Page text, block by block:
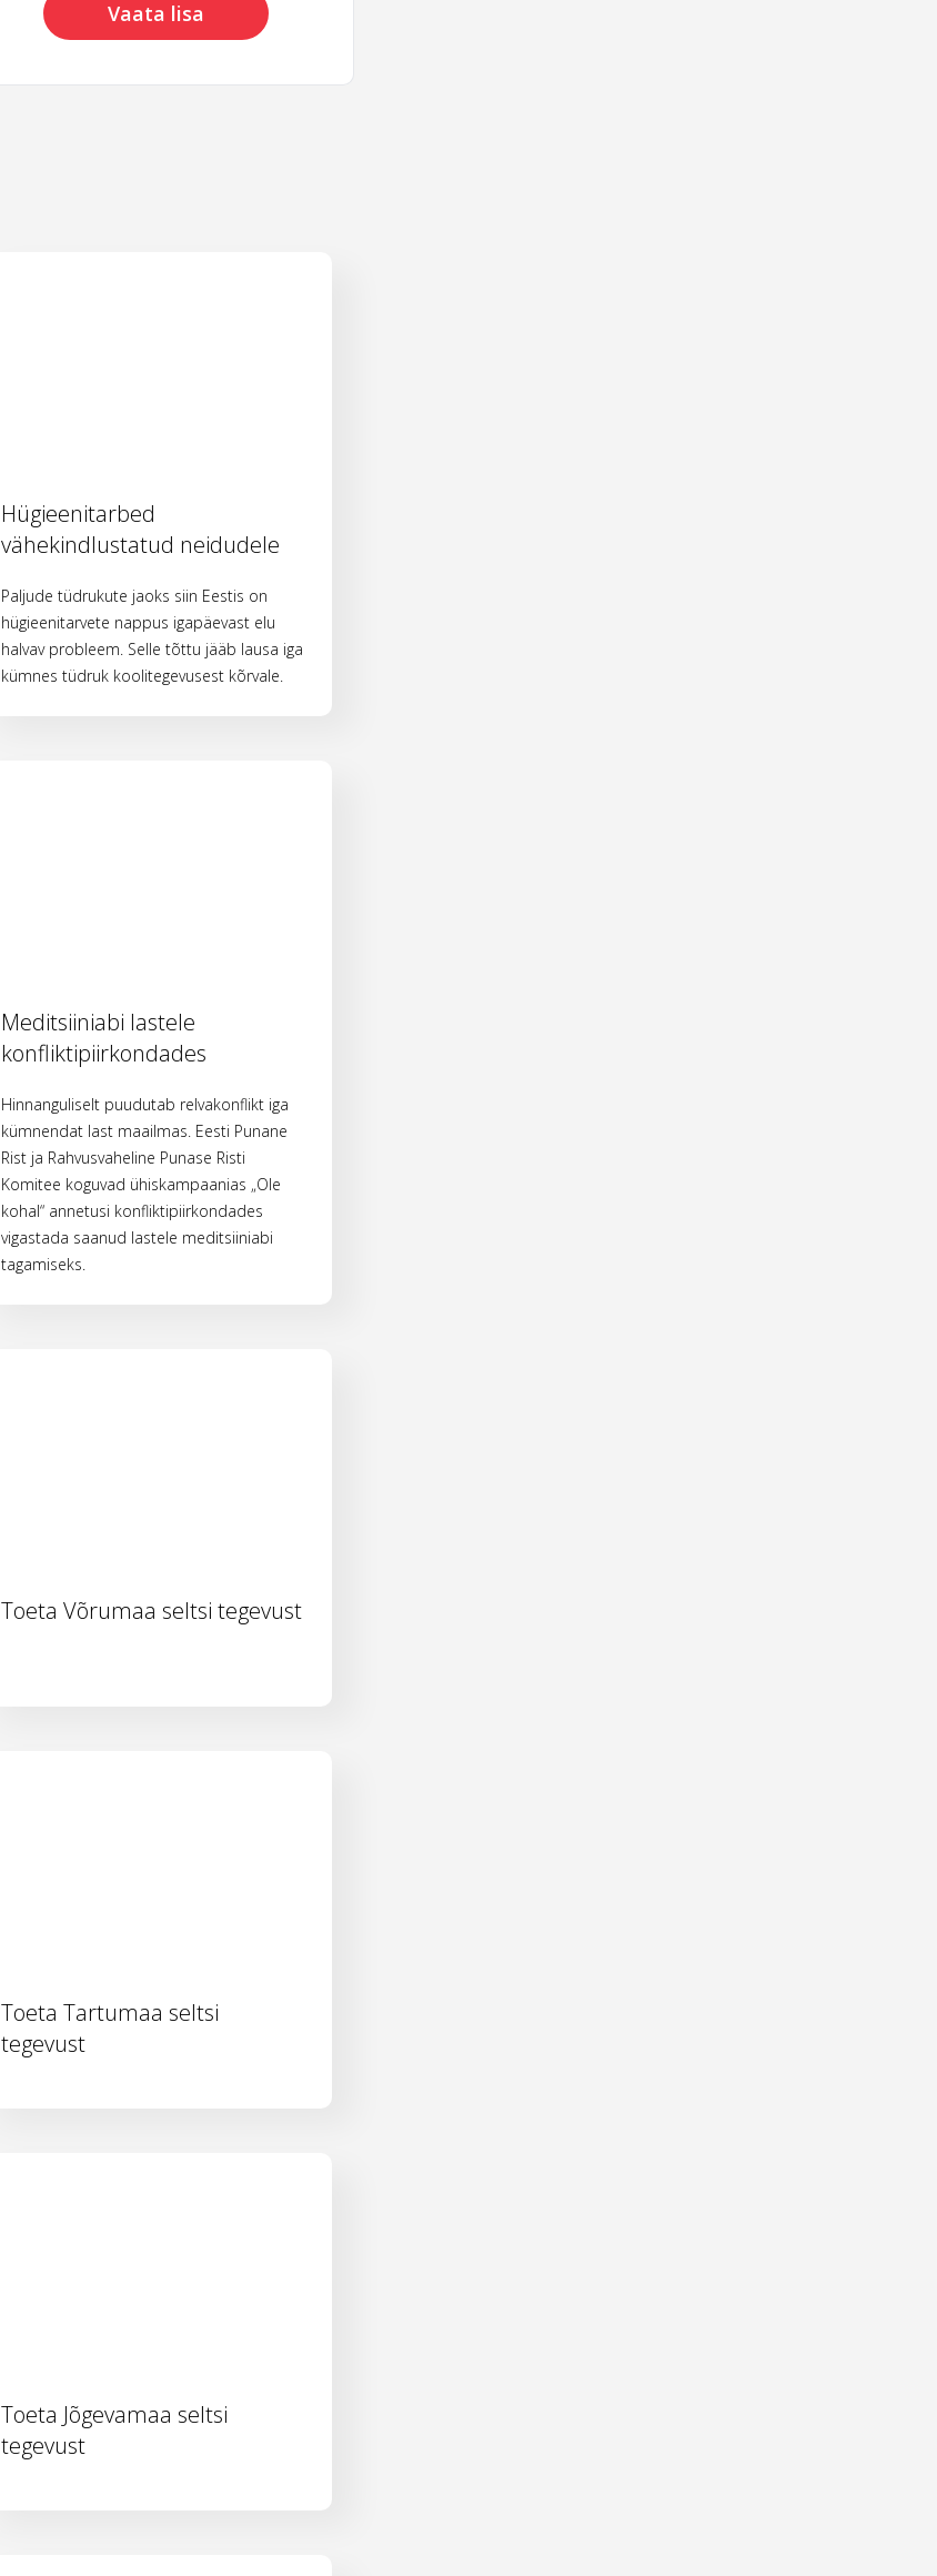
Vaata lisa
Hügieenitarbed
vähekindlustatud neidudele
Paljude tüdrukute jaoks siin Eestis on
hügieenitarvete nappus igapäevast elu
halvav probleem. Selle tõttu jääb lausa iga
kümnes tüdruk koolitegevusest kõrvale.
Meditsiiniabi lastele
konfliktipiirkondades
Hinnanguliselt puudutab relvakonflikt iga
kümnendat last maailmas. Eesti Punane
Rist ja Rahvusvaheline Punase Risti
Komitee koguvad ühiskampaanias „Ole
kohal“ annetusi konfliktipiirkondades
vigastada saanud lastele meditsiiniabi
tagamiseks.
Toeta Võrumaa seltsi tegevust
Toeta Tartumaa seltsi
tegevust
Toeta Jõgevamaa seltsi
tegevust